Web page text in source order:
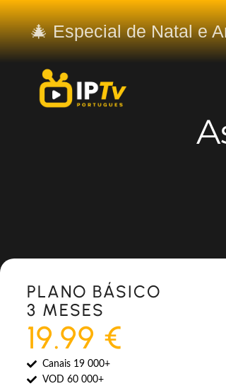
🎄 Especial de Natal e
Most Popular
PLANO BÁSICO
3 MESES
19.99 €
Canais 19 000+
VOD 60 000+